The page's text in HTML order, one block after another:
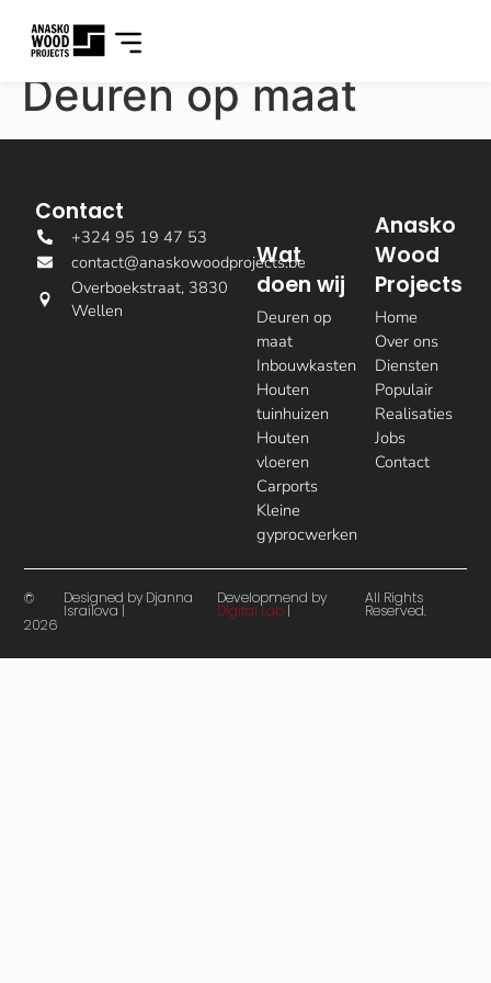
Deuren op maat
Anasko
Wood
Projects
Home
Over ons
Diensten
Populair
Realisaties
Jobs
Contact
Wat
doen wij
Deuren op
maat
Inbouwkasten
Houten
tuinhuizen
Houten
vloeren
Carports
Kleine
gyprocwerken
Contact
+324 95 19 47 53
contact@anaskowoodprojects.be
Overboekstraat, 3830
Wellen
©
2026
Designed by Djanna
Israilova |
Developmend by
Digital Lab |
All Rights
Reserved.